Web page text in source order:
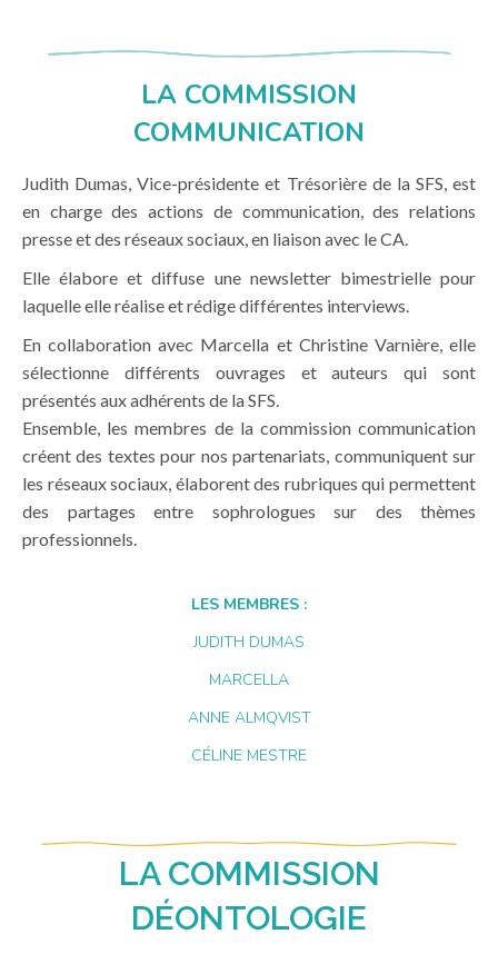
LA COMMISSION
COMMUNICATION
Judith Dumas, Vice-présidente et Trésorière de la SFS, est
en charge des actions de communication, des relations
presse et des réseaux sociaux, en liaison avec le CA.
Elle élabore et diffuse une newsletter bimestrielle pour
laquelle elle réalise et rédige différentes interviews.
En collaboration avec Marcella et Christine Varnière, elle
sélectionne différents ouvrages et auteurs qui sont
présentés aux adhérents de la SFS.
Ensemble, les membres de la commission communication
créent des textes pour nos partenariats, communiquent sur
les réseaux sociaux, élaborent des rubriques qui permettent
des partages entre sophrologues sur des thèmes
professionnels.
LES MEMBRES :
JUDITH DUMAS
MARCELLA
ANNE ALMQVIST
CÉLINE MESTRE
LA COMMISSION
DÉONTOLOGIE